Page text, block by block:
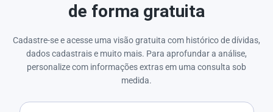
de forma gratuita
Cadastre-se e acesse uma visão gratuita com histórico de dívidas,
dados cadastrais e muito mais. Para aprofundar a análise,
personalize com informações extras em uma consulta sob
medida.